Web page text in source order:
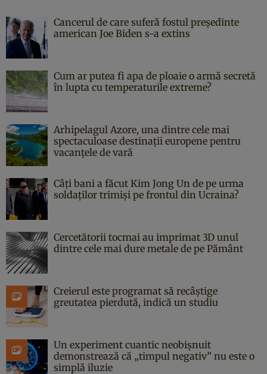
Cancerul de care suferă fostul președinte
american Joe Biden s-a extins
Cum ar putea fi apa de ploaie o armă secretă
în lupta cu temperaturile extreme?
Arhipelagul Azore, una dintre cele mai
spectaculoase destinații europene pentru
vacanțele de vară
Câți bani a făcut Kim Jong Un de pe urma
soldaților trimiși pe frontul din Ucraina?
Cercetătorii tocmai au imprimat 3D unul
dintre cele mai dure metale de pe Pământ
Creierul este programat să recâștige
greutatea pierdută, indică un studiu
Un experiment cuantic neobișnuit
demonstrează că „timpul negativ” nu este o
simplă iluzie